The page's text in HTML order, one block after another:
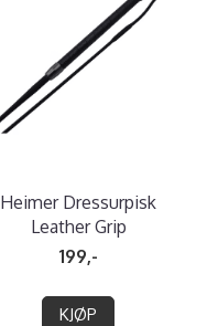
Heimer Dressurpisk
Leather Grip
199,-
KJØP